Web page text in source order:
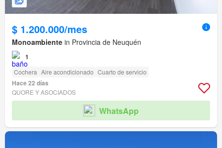
$ 1.200.000/mes
Monoambiente in Provincia de Neuquén
1
Cochera Aire acondicionado Cuarto de servicio
Hace 22 días
QUORE Y ASOCIADOS
WhatsApp